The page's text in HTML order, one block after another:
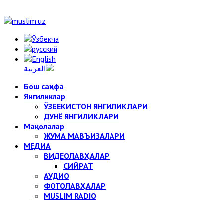
Бош саҳифа
Янгиликлар
ЎЗБЕКИСТОН ЯНГИЛИКЛАРИ
ДУНЁ ЯНГИЛИКЛАРИ
Мақолалар
ЖУМА МАВЪИЗАЛАРИ
МЕДИА
ВИДЕОЛАВҲАЛАР
СИЙРАТ
АУДИО
ФОТОЛАВҲАЛАР
MUSLIM RADIO